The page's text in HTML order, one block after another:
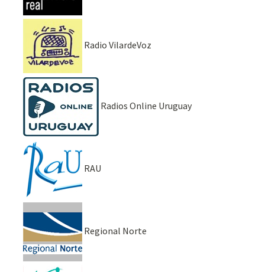
Radio VilardeVoz
Radios Online Uruguay
RAU
Regional Norte